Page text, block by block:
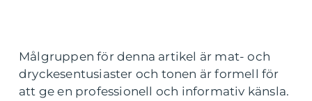
Målgruppen för denna artikel är mat- och
dryckesentusiaster och tonen är formell för
att ge en professionell och informativ känsla.